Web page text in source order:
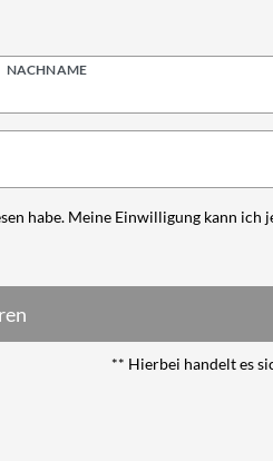
NACHNAME
habe. Meine Einwilligung kann ich
** Hierbei handelt es